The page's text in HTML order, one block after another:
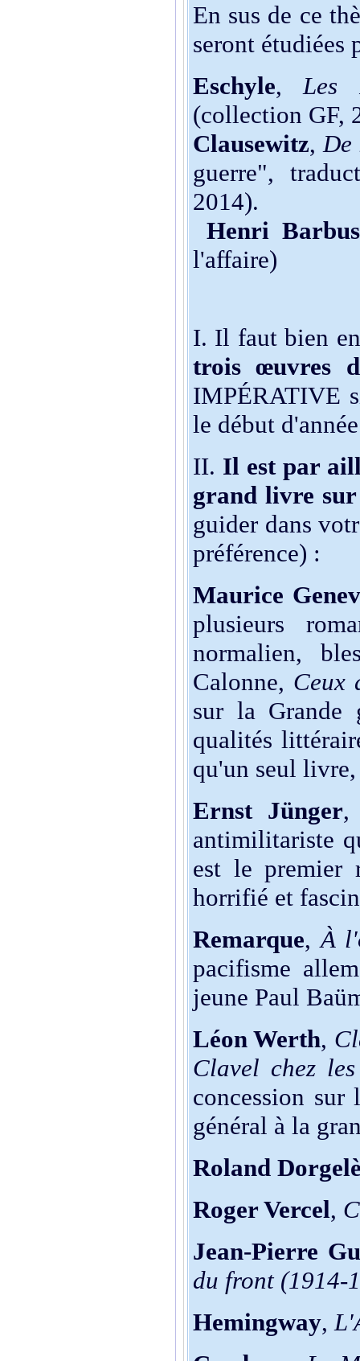
En sus de ce
seront étudiées
Eschyle,Les
(collection GF,
Clausewitz,De
guerre",
2014).
Henri
l'affaire)
I. Il faut bien
trois œuvres
IMPÉRATIVE
le début
II. Il est par
grand livre
guider dans
préférence) :
Maurice
plusieurs
normalien,
Calonne, Ceux
sur la Grande
qualités
qu'un seul
Ernst Jünger
antimilitariste
est le premier
horrifié et
Remarque,À
pacifisme
jeune Paul
Léon Werth,
Clavel chez
concession sur
général à la
Roland
Roger Vercel,
Jean-Pierre
du front (1914-
Hemingway,